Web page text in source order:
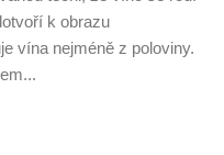
k obrazu
vína nejméně z poloviny.